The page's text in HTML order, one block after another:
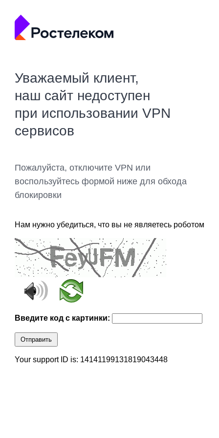
Уважаемый клиент,
наш сайт недоступен
при использовании VPN
сервисов
Пожалуйста, отключите VPN или
воспользуйтесь формой ниже для обхода
блокировки
Нам нужно убедиться, что вы не являетесь роботом
Введите код с картинки:
Отправить
Your support ID is: 14141199131819043448